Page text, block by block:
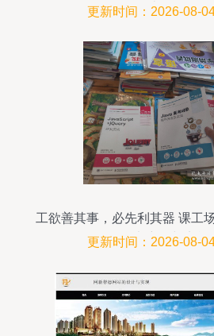
计开发服务
更新时间：2026-08-
工欲善其事，必先利其器 课工
全书详解与实战
更新时间：2026-08-